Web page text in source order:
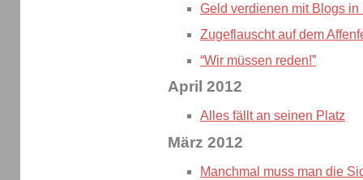
Geld verdienen mit Blogs
Zugeflauscht auf dem
“Wir müssen reden!”
April 2012
Alles fällt an seinen Platz
März 2012
Manchmal muss man die